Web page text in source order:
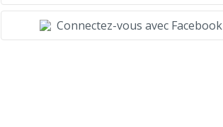
Connectez-vous avec Facebook